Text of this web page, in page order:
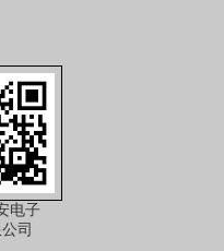
电子
司